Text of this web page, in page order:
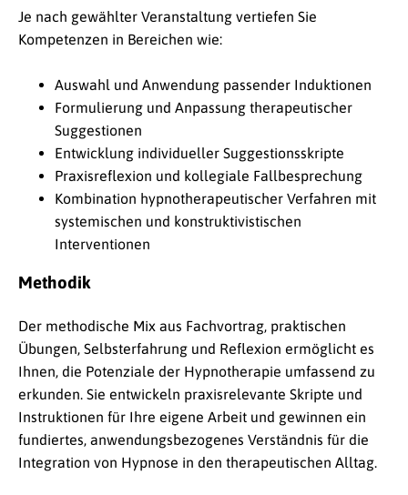
Je nach gewählter Veranstaltung vertiefen Sie
Kompetenzen in Bereichen wie:
Auswahl und Anwendung passender Induktionen
Formulierung und Anpassung therapeutischer
Suggestionen
Entwicklung individueller Suggestionsskripte
Praxisreflexion und kollegiale Fallbesprechung
Kombination hypnotherapeutischer Verfahren mit
systemischen und konstruktivistischen
Interventionen
Methodik
Der methodische Mix aus Fachvortrag, praktischen
Übungen, Selbsterfahrung und Reflexion ermöglicht es
Ihnen, die Potenziale der Hypnotherapie umfassend zu
erkunden. Sie entwickeln praxisrelevante Skripte und
Instruktionen für Ihre eigene Arbeit und gewinnen ein
fundiertes, anwendungsbezogenes Verständnis für die
Integration von Hypnose in den therapeutischen Alltag.